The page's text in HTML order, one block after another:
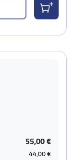
55,00 €
44,00 €